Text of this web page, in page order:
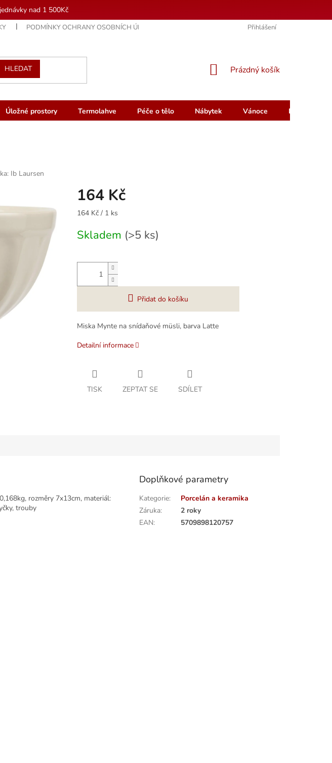
nad 1 500Kč
PODMÍNKY OCHRANY OSOBNÍCH ÚDAJŮ HODNOCENÍ OBCHODU
Přihlášení
HLEDAT
NÁKUPNÍ
Prázdný košík
Úložné prostory Termolahve Péče o tělo Nábytek Vánoce
Dárkový
Ib Laursen
164 Kč
Měrná
164 Kč / 1 ks
Skladem (>5 ks)
Přidat do košíku
Miska Mynte na snídaňové müsli, barva Latte
Detailní informace
TISK ZEPTAT SE SDÍLET
rozměry 7x13cm, materiál:
trouby
Doplňkové parametry
Kategorie:
Porcelán a keramika
Záruka:
2 roky
EAN: 5709898120757